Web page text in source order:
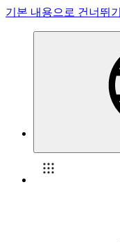
기본 내용으로 건너뛰기